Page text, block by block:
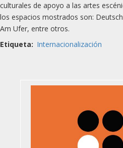
culturales de apoyo a las artes
los espacios mostrados son:
Am Ufer, entre otros.
Etiqueta
Internacionalización